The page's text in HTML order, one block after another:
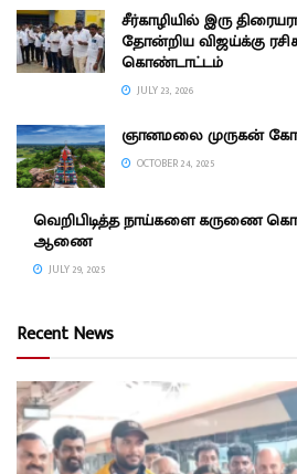
சீர்காழியில் இரு
தோன்றிய விஜய்க்கு
கொண்டாட்டம்
JULY 23, 2026
ஞானமலை முருகன்
OCTOBER 24, 2025
வெறிபிடித்த நாய்களை கருணை
ஆணை
JULY 29, 2025
Recent News